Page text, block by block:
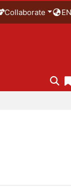
Collaborate EN